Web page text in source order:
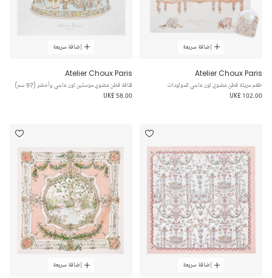
إضافة سريعة
Atelier Choux Paris
طقم مريلة قطن عضوي لون عاجي للمولودات
UK£ 102.00
إضافة سريعة
Atelier Choux Paris
لفّافة قطن عضوي موسلين لون عاجي وأخضر (97 سم)
UK£ 58.00
إضافة سريعة إضافة سريعة